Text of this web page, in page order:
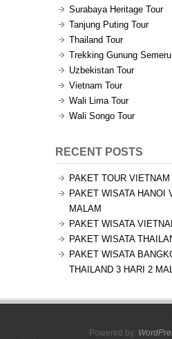
Surabaya Heritage Tour
Tanjung Puting Tour
Thailand Tour
Trekking Gunung Semeru
Uzbekistan Tour
Vietnam Tour
Wali Lima Tour
Wali Songo Tour
RECENT POSTS
PAKET TOUR
PAKET WISATA HANOI
MALAM
PAKET WISATA
PAKET WISATA
PAKET WISATA
THAILAND 3 HARI 2
Powered by: